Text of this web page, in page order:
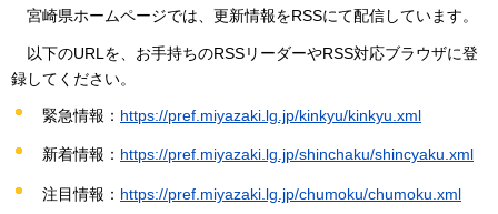
宮崎県ホームページでは、 更新情報をRSSにて配信しています。
以下のURLを、お手持ちのRSSリーダーやRSS対応ブラウザに登
録してください。
緊急情報： https://pref.miyazaki.lg.jp/kinkyu/kinkyu.xml
新着情報： https://pref.miyazaki.lg.jp/shinchaku/shincyaku.xml
注目情報： https://pref.miyazaki.lg.jp/chumoku/chumoku.xml